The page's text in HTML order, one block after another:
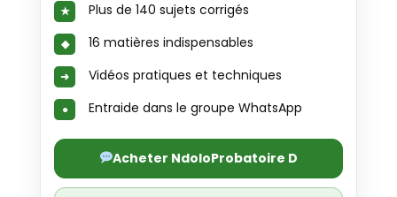
Plus de 140 sujets corrigés
16 matières indispensables
Vidéos pratiques et techniques
Entraide dans le groupe WhatsApp
Acheter NdoloProbatoire D